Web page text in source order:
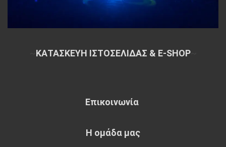
ΚΑΤΑΣΚΕΥΗ ΙΣΤΟΣΕΛΙΔΑΣ & E-SHOP~
Επικοινωνία
Η ομάδα μας